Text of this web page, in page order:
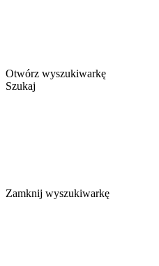
Otwórz wyszukiwarkę
Szukaj
Zamknij wyszukiwarkę